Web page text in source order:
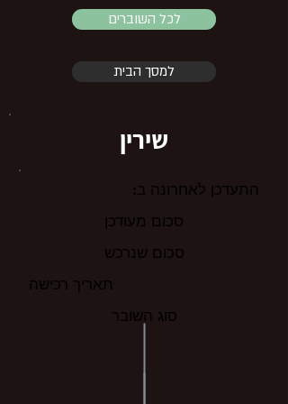
לכל השוברים
למסך הבית
שירין
התעדכן לאחרונה ב:
סכום מעודכן
סכום שנרכש
תאריך רכישה
סוג השובר